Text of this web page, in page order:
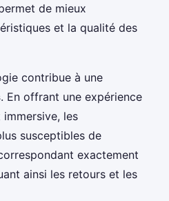
de mieux
et la qualité des
contribue à une
. En offrant une expérience
les
susceptibles de
exactement
ainsi les retours et les